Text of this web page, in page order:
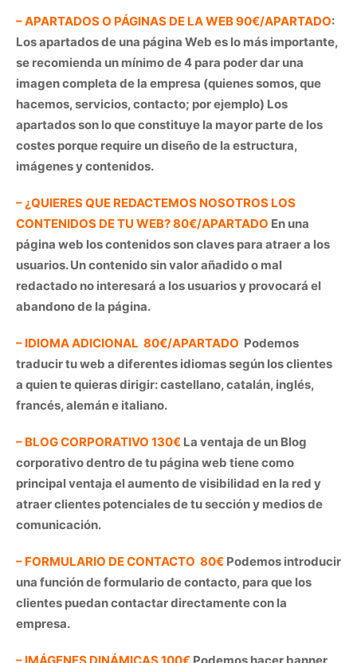
– APARTADOS O PÁGINAS DE LA WEB 90€/APARTADO:
Los apartados de una página Web es lo más importante,
se recomienda un mínimo de 4 para poder dar una
imagen completa de la empresa (quienes somos, que
hacemos, servicios, contacto; por ejemplo) Los
apartados son lo que constituye la mayor parte de los
costes porque require un diseño de la estructura,
imágenes y contenidos.
– ¿QUIERES QUE REDACTEMOS NOSOTROS LOS
CONTENIDOS DE TU WEB? 80€/APARTADO En una
página web los contenidos son claves para atraer a los
usuarios. Un contenido sin valor añadido o mal
redactado no interesará a los usuarios y provocará el
abandono de la página.
– IDIOMA ADICIONAL 80€/APARTADO Podemos
traducir tu web a diferentes idiomas según los clientes
a quien te quieras dirigir: castellano, catalán, inglés,
francés, alemán e italiano.
– BLOG CORPORATIVO 130€ La ventaja de un Blog
corporativo dentro de tu página web tiene como
principal ventaja el aumento de visibilidad en la red y
atraer clientes potenciales de tu sección y medios de
comunicación.
– FORMULARIO DE CONTACTO 80€ Podemos introducir
una función de formulario de contacto, para que los
clientes puedan contactar directamente con la
empresa.